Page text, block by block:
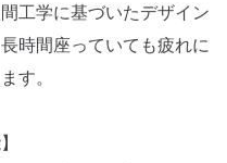
工学に基づいたデザイン
時間座っていても疲れに
す。